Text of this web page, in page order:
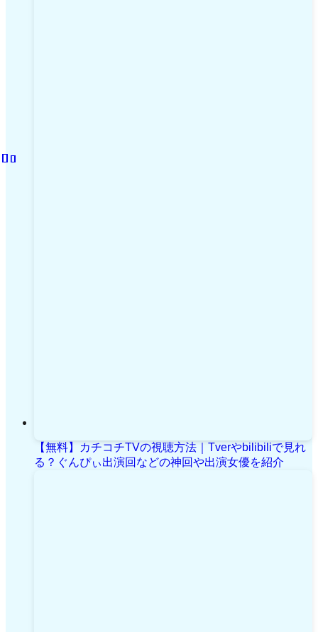
【無料】カチコチTVの視聴方法｜Tverやbilibiliで見れ
る？ぐんぴぃ出演回などの神回や出演女優を紹介